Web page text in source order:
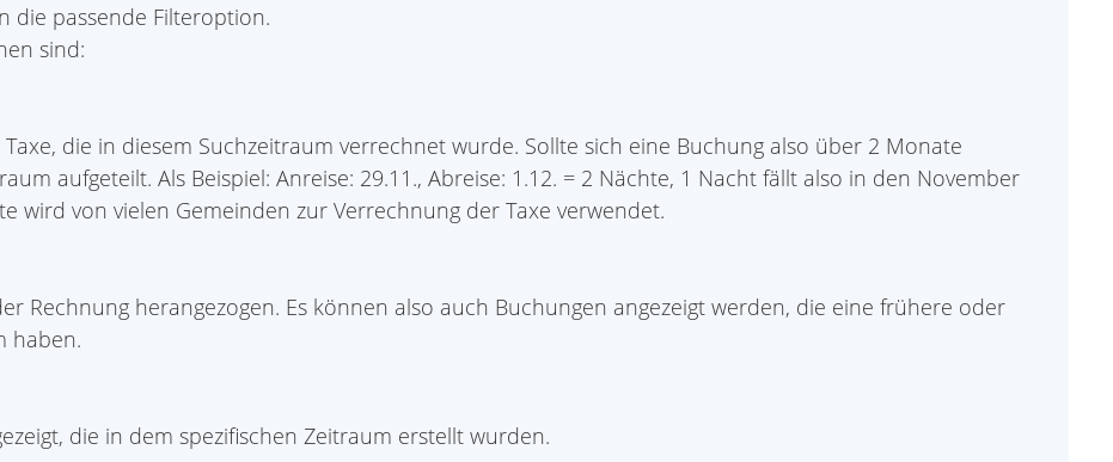
die passende Filteroption.
sind:
die in diesem Suchzeitraum verrechnet wurde. Sollte sich eine Buchung also über 2 Monate
aufgeteilt. Als Beispiel: Anreise: 29.11., Abreise: 1.12. = 2 Nächte, 1 Nacht fällt also in den November
wird von vielen Gemeinden zur Verrechnung der Taxe verwendet.
Rechnung herangezogen. Es können also auch Buchungen angezeigt werden, die eine frühere oder
haben.
die in dem spezifischen Zeitraum erstellt wurden.